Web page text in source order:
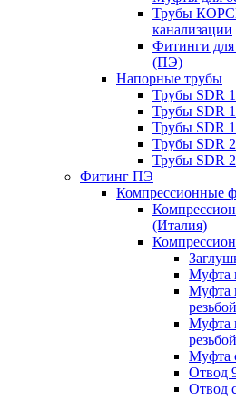
Трубы
канализации
Фитинги
(ПЭ)
Напорные трубы
Трубы SDR
Трубы SDR
Трубы SDR
Трубы SDR
Трубы SDR
Фитинг ПЭ
Компрессионные
(Италия)
Муфта
Муфта
резьбой
Муфта
резьбой
Муфта
Отвод
Отвод